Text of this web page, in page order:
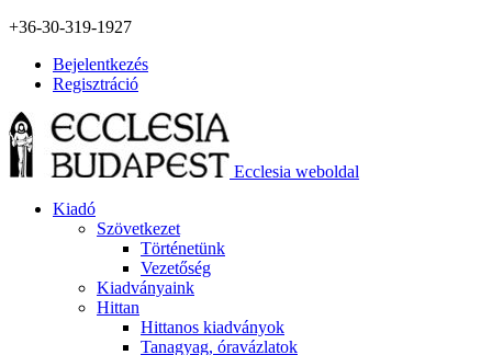
+36-30-319-1927
Bejelentkezés
Regisztráció
Ecclesia weboldal
Kiadó
Szövetkezet
Történetünk
Vezetőség
Kiadványaink
Hittan
Hittanos kiadványok
Tanagyag, óravázlatok